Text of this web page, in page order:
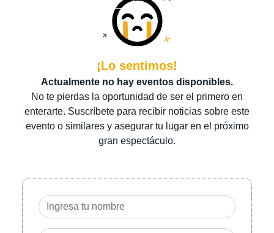
¡Lo sentimos!
Actualmente no hay eventos disponibles.
No te pierdas la oportunidad de ser el primero en
enterarte. Suscríbete para recibir noticias sobre este
evento o similares y asegurar tu lugar en el próximo
gran espectáculo.